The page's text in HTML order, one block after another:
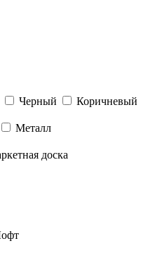
Черный
Коричневый
Металл
доска